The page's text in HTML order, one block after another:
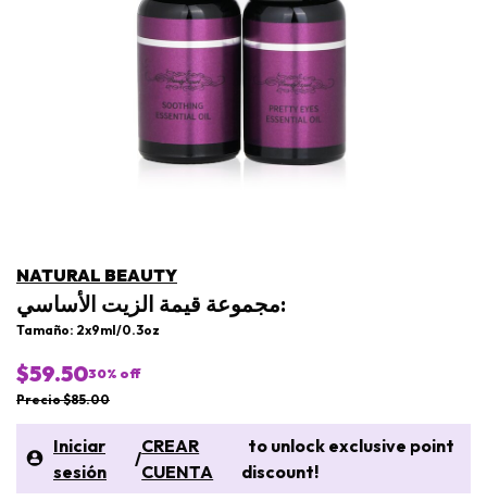
NATURAL BEAUTY
مجموعة قيمة الزيت الأساسي:
Tamaño: 2x9ml/0.3oz
$59.5030% off
Precio $85.00
Iniciar
sesión
/
CREAR
CUENTA
to unlock exclusive point
discount!